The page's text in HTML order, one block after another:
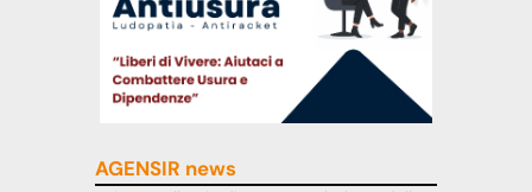
AGENSIR news